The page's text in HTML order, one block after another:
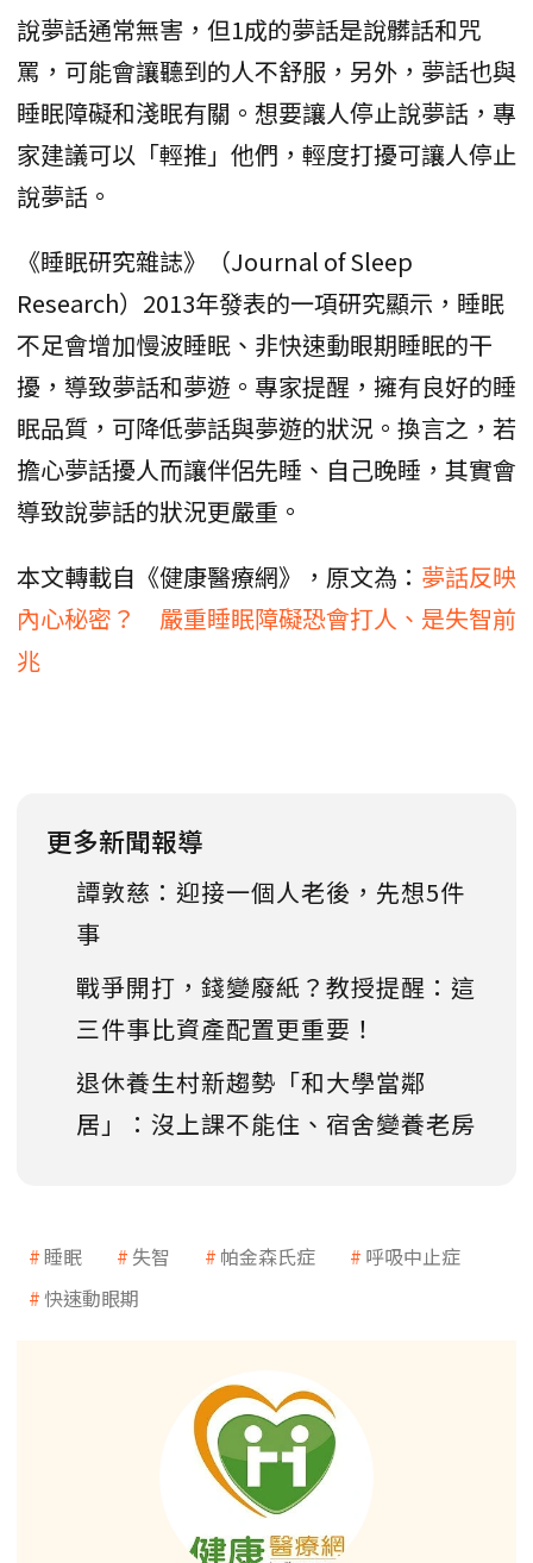
說夢話通常無害，但1成的夢話是說髒話和咒
罵，可能會讓聽到的人不舒服，另外，夢話也與
睡眠障礙和淺眠有關。想要讓人停止說夢話，專
家建議可以「輕推」他們，輕度打擾可讓人停止
說夢話。
《睡眠研究雜誌》（Journal of Sleep
Research）2013年發表的一項研究顯示，睡眠
不足會增加慢波睡眠、非快速動眼期睡眠的干
擾，導致夢話和夢遊。專家提醒，擁有良好的睡
眠品質，可降低夢話與夢遊的狀況。換言之，若
擔心夢話擾人而讓伴侶先睡、自己晚睡，其實會
導致說夢話的狀況更嚴重。
本文轉載自《健康醫療網》，原文為： 夢話反映
內心秘密？ 嚴重睡眠障礙恐會打人、是失智前
兆
更多新聞報導
譚敦慈：迎接一個人老後，先想5件
事
戰爭開打，錢變廢紙？教授提醒：這
三件事比資產配置更重要！
退休養生村新趨勢「和大學當鄰
居」：沒上課不能住、宿舍變養老房
睡眠 失智 帕金森氏症
呼吸中止症
快速動眼期